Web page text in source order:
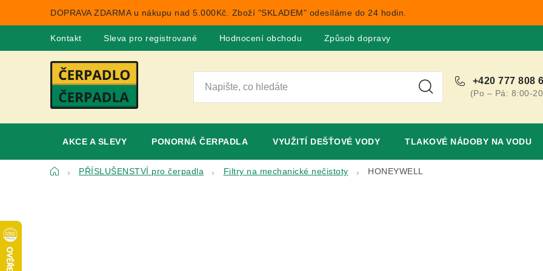
DOPRAVA ZDARMA u nákupu nad 5.000Kč. Zboží "SKLADEM" odesíláme do 24 hodin.
Kontakt Sleva pro registrované Hodnocení obchodu Způsob dopravy
+420 777 808
(Po – Pá: 8:00-
AKCE A SLEVY PONORNÁ ČERPADLA VYUŽITÍ DEŠŤOVÉ VODY TLAKOVÉ NÁDOBY NA VODU
DomůPŘÍSLUŠENSTVÍ pro čerpadla Filtry na mechanické nečistoty HONEYWELL